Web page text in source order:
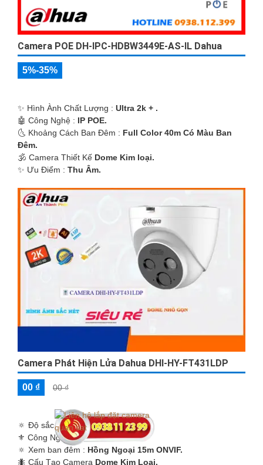
Camera POE DH-IPC-HDBW3449E-AS-IL Dahua
5%-35%
✨ Hình Ành Chất Lượng : Ultra 2k + .
🤖️ Công Nghệ : IP POE.
🌜 Khoảng Cách Ban Đêm : Full Color 40m Có Màu Ban
Ðêm.
🕉️ Camera Thiết Kế Dome Kim loại.
️✨ Ưu Điểm : Thu Âm.
Camera Phát Hiện Lửa Dahua DHI-HY-FT431LDP
00 ₫ 00 ₫
🔅 Độ sắc nét :Ultra 2k .
⚜️ Công Nghệ Sử Dụng :IP POE.
🔅 Xem ban đêm : Hồng Ngoại 15m ONVIF.
🐜 Cấu Tạo Camera Dome Kim Loại.